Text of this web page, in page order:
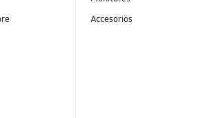
Accesorios